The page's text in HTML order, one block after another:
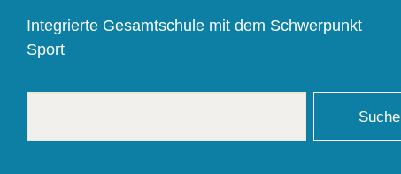
Integrierte Gesamtschule mit dem Schwerpunkt
Sport
Suche